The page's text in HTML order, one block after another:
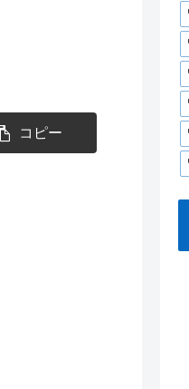
コピー